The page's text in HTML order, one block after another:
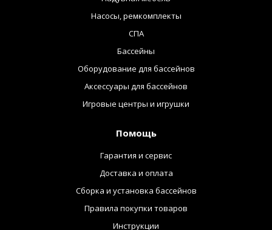
Насосы, ремкомплекты
СПА
Бассейны
Оборудование для бассейнов
Аксессуары для бассейнов
Игровые центры и игрушки
Помощь
Гарантия и сервис
Доставка и оплата
Сборка и установка бассейнов
Правила покупки товаров
Инструкции